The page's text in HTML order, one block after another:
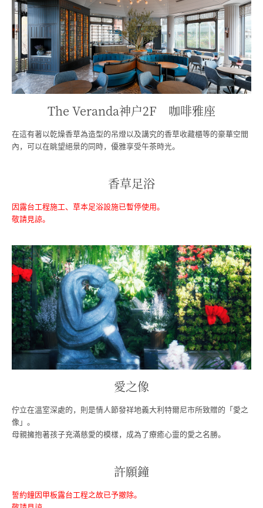
The Veranda神戶2F 咖啡雅座
在這有著以乾燥香草為造型的吊燈以及講究的香草收藏櫃等的豪華空間
內， 可以在眺望絕景的同時，優雅享受午茶時光。
香草足浴
因露台工程施工、草本足浴設施已暫停使用。
敬請見諒。
愛之像
佇立在溫室深處的，則是情人節發祥地義大利特爾尼市所致贈的「愛之
像」。
母親擁抱著孩子充滿慈愛的模樣，成為了療癒心靈的愛之名勝。
許願鐘
誓約鐘因甲板露台工程之故已予撤除。